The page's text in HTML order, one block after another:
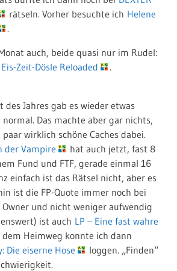
rätseln. Vorher besuchte ich Helene
.
auch, beide quasi nur im Rudel:
Eis-Zeit-Dösle Reloaded
.
des Jahres gab es wieder etwas
Das machte aber gar nichts,
wirklich schöne Caches dabei.
der Vampire
hat auch jetzt, fast 8
Fund und FTF, gerade einmal 16
einfach ist das Rätsel nicht, aber es
ist die FP-Quote immer noch bei
Owner und nicht weniger aufwendig
ist auch LP – Eine fast wahre
dem Heimweg konnte ich dann
Die eiserne Hose
loggen. „Finden“